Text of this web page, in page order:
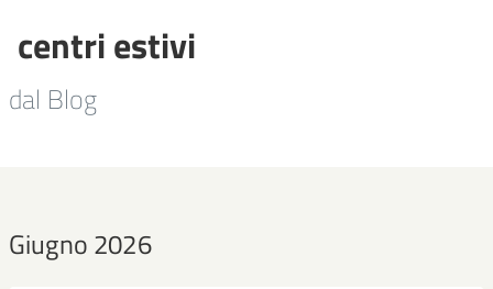
centri estivi
dal Blog
Giugno 2026